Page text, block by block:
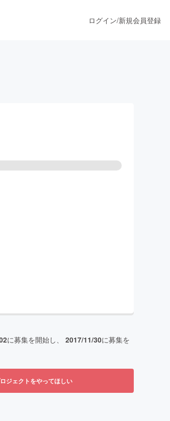
ログイン/新規会員登録
に募集を開始し、 2017/11/30に募集を
ジェクトをやってほしい